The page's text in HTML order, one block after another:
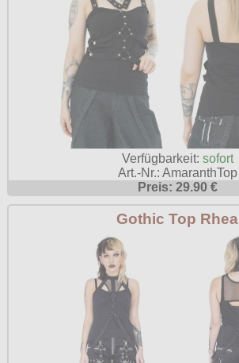
Verfügbarkeit: sofort
Art.-Nr.: AmaranthTop
Preis: 29.90 €
Gothic Top Rhea